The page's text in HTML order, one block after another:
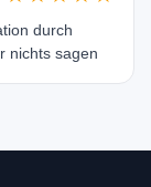
durch
nichts sagen